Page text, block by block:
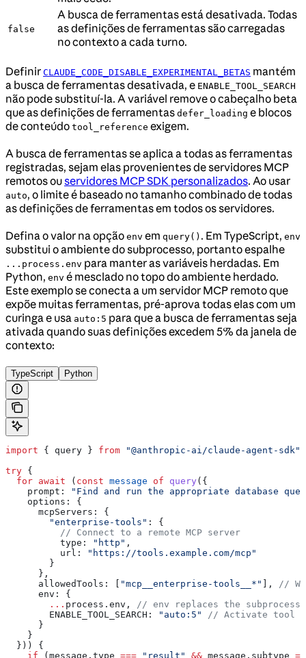
false
A busca de ferramentas está desativada. Todas
as definições de ferramentas são carregadas
no contexto a cada turno.
Definir CLAUDE_CODE_DISABLE_EXPERIMENTAL_BETAS mantém
a busca de ferramentas desativada, e ENABLE_TOOL_SEARCH
não pode substituí-la. A variável remove o cabeçalho beta
que as definições de ferramentas defer_loading e blocos
de conteúdo tool_reference exigem.
A busca de ferramentas se aplica a todas as ferramentas
registradas, sejam elas provenientes de servidores MCP
remotos ouservidores MCP SDK personalizados. Ao usar
auto, o limite é baseado no tamanho combinado de todas
as definições de ferramentas em todos os servidores.
Defina o valor na opção env em query() . Em TypeScript, env
substitui o ambiente do subprocesso, portanto espalhe
...process.env para manter as variáveis herdadas. Em
Python, env é mesclado no topo do ambiente herdado.
Este exemplo se conecta a um servidor MCP remoto que
expõe muitas ferramentas, pré-aprova todas elas com um
curinga e usa auto:5 para que a busca de ferramentas seja
ativada quando suas definições excedem 5% da janela de
contexto:
TypeScript Python
import { query } from "@anthropic-ai/claude-agent-sdk"
try {
  for
await ( const message of query ({
    prompt:
"Find and run the appropriate database
    options:
{
      mcpServers:
{
        "enterprise-tools"
:
{
          // Connect to a remote MCP server
          type:
"http" ,
          url:
"https://tools.example.com/mcp"
        }
      },
      allowedTools:
"mcp__enterprise-tools__*" ],
//
      env:
{
        ...
process . env ,
// env replaces the
        ENABLE_TOOL_SEARCH:
"auto:5"
// Activate tool
      }
    }
  })) {
    if
( message . type === "result" && message . subtype